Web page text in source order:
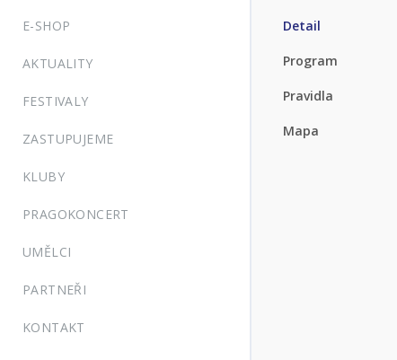
E-SHOP
AKTUALITY
FESTIVALY
ZASTUPUJEME
KLUBY
PRAGOKONCERT
UMĚLCI
PARTNEŘI
KONTAKT
Detail
Program
Pravidla
Mapa